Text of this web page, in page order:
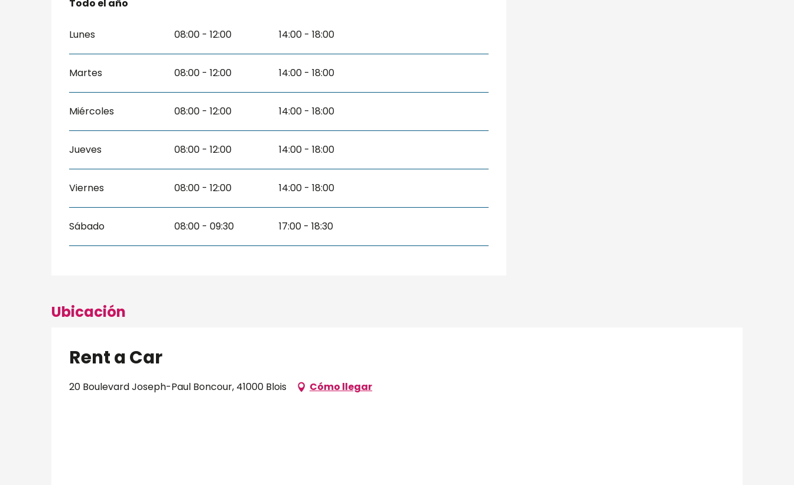
Todo el año
Todo el año
Lunes 08:00 - 12:00 14:00 - 18:00
Martes 08:00 - 12:00 14:00 - 18:00
Miércoles 08:00 - 12:00 14:00 - 18:00
Jueves 08:00 - 12:00 14:00 - 18:00
Viernes 08:00 - 12:00 14:00 - 18:00
Sábado 08:00 - 09:30 17:00 - 18:30
Ubicación
Rent a Car
20 Boulevard Joseph-Paul Boncour, 41000 Blois Cómo llegar